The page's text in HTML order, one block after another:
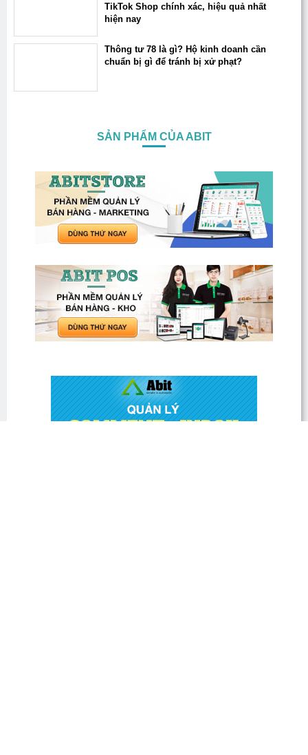
TikTok Shop chính xác, hiệu quả nhất
hiện nay
Thông tư 78 là gì? Hộ kinh doanh cần
chuẩn bị gì để tránh bị xử phạt?
SẢN PHẨM CỦA ABIT